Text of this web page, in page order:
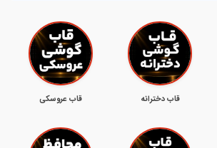
قاب دخترانه قاب عروسکی